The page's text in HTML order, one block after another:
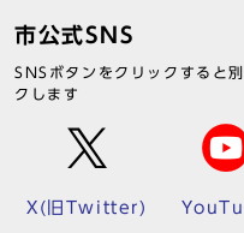
市公式SNS
SNSボタンをクリックすると
クします
X(旧Twitter)